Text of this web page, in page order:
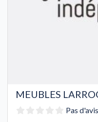
MEUBLES
Pas